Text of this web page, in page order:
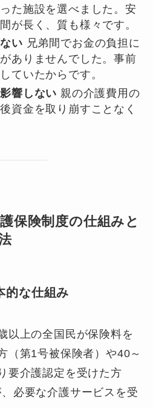
た施設を選べました。安
が長く、質も様々です。
い 兄弟間でお金の負担に
ありませんでした。事前
ていたからです。
響しない 親の介護費用の
資金を取り崩すことなく
保険制度の仕組みと
的な仕組み
以上の全国民が保険料を
（第1号被保険者）や40～
要介護認定を受けた方
、必要な介護サービスを受